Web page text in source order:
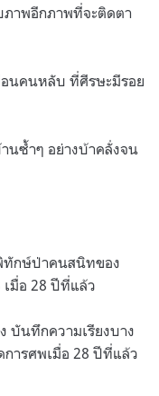
ภาพอีกภาพที่จะติดตา
นคนหลับ ที่ศีรษะมีรอย
นซ้ำๆ อย่างบ้าคลั่งจน
ทักษ์ป่าคนสนิทของ
มื่อ 28 ปีที่แล้ว
บันทึกความเรียงบาง
ารศพเมื่อ 28 ปีที่แล้ว